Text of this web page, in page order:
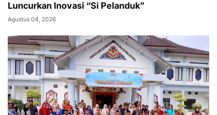
Luncurkan Inovasi “Si Pelanduk”
Agustus 04, 2026